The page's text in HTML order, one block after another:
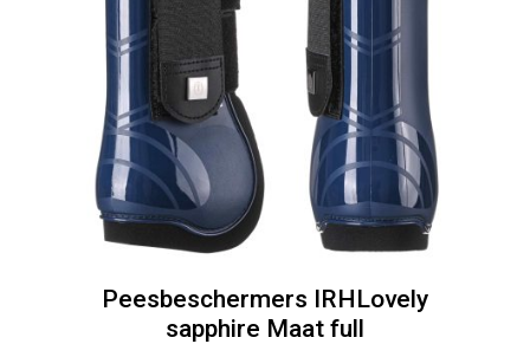
Peesbeschermers IRHLovely
sapphire Maat full